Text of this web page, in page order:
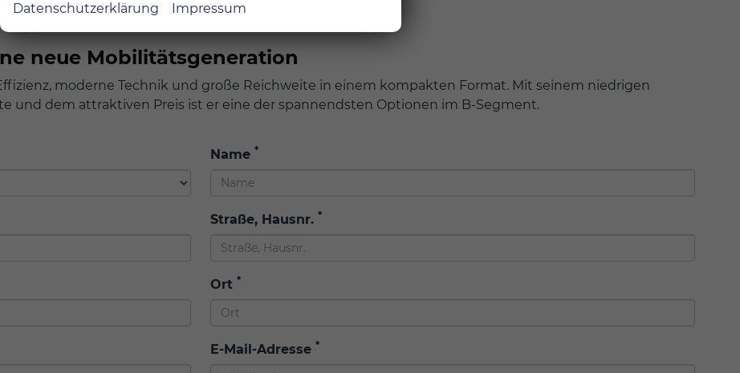
im Segment der kompakten Plug-in-Hybride.
neue Mobilitätsgeneration
moderne Technik und große Reichweite in einem kompakten Format. Mit seinem niedrigen
und dem attraktiven Preis ist er eine der spannendsten Optionen im B-Segment.
Name *
Straße, Hausnr. *
Ort *
E-Mail-Adresse *
Datenschutzerklärung Impressum